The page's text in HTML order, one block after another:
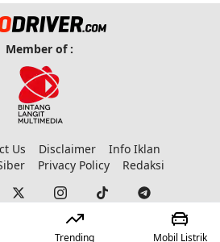
Member of :
Us Disclaimer
Info Iklan
Privacy Policy Redaksi
Copyright:Otodriver
Trending Mobil Listrik